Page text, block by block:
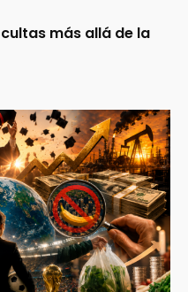
más allá de la